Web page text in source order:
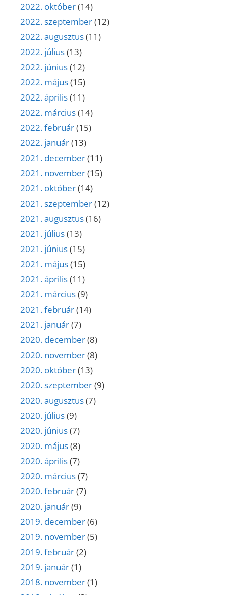
2022. október(14)
2022. szeptember(12)
2022. augusztus(11)
2022. július(13)
2022. június(12)
2022. május(15)
2022. április(11)
2022. március(14)
2022. február(15)
2022. január(13)
2021. december(11)
2021. november(15)
2021. október(14)
2021. szeptember(12)
2021. augusztus(16)
2021. július(13)
2021. június(15)
2021. május(15)
2021. április(11)
2021. március(9)
2021. február(14)
2021. január(7)
2020. december(8)
2020. november(8)
2020. október(13)
2020. szeptember(9)
2020. augusztus(7)
2020. július(9)
2020. június(7)
2020. május(8)
2020. április(7)
2020. március(7)
2020. február(7)
2020. január(9)
2019. december(6)
2019. november(5)
2019. február(2)
2019. január(1)
2018. november(1)